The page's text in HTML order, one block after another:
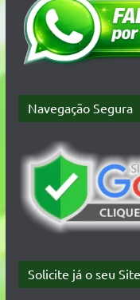
Navegação Segura
Solicite já o seu